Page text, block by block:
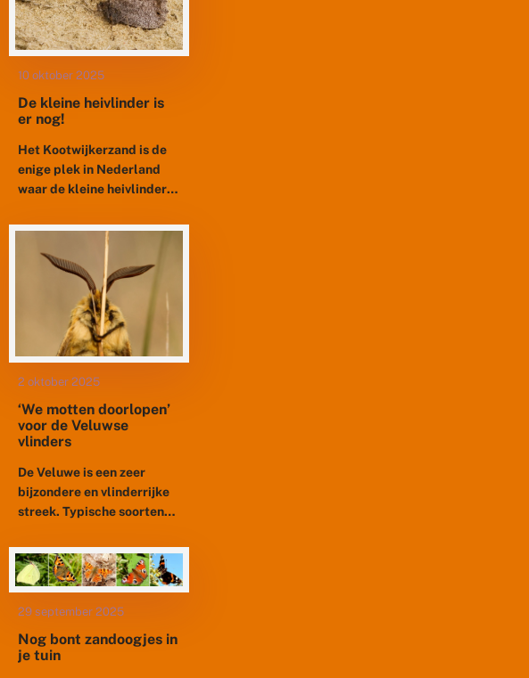
10 oktober 2025
De kleine heivlinder is
er nog!
Het Kootwijkerzand is de
enige plek in Nederland
waar de kleine heivlinder
van de meest zeldzame
vlinders van ons land....
2 oktober 2025
‘We motten doorlopen’
voor de Veluwse
vlinders
De Veluwe is een zeer
bijzondere en vlinderrijke
streek. Typische soorten
gentiaanblauwtje, de
bruine bosbesuil en de
purperbeer komen hier...
29 september 2025
Nog bont zandoogjes in
je tuin